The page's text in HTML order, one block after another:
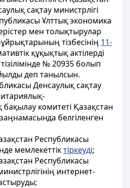
сақтау министрлігі
Ұлттық экономика
мен толықтырулар
тізбесінің 11-
құқықтық актілерді
№ 20935 болып
деп танылсын.
Денсаулық сақтау
комитеті Қазақстан
белгіленген
Республикасы
мемлекеттіктіркеуді;
Республикасы
интернет-